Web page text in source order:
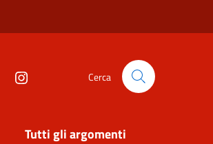
Cerca
Tutti gli argomenti